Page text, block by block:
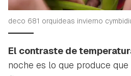
deco 681 orquideas invierno
El contraste de
noche es lo que produce